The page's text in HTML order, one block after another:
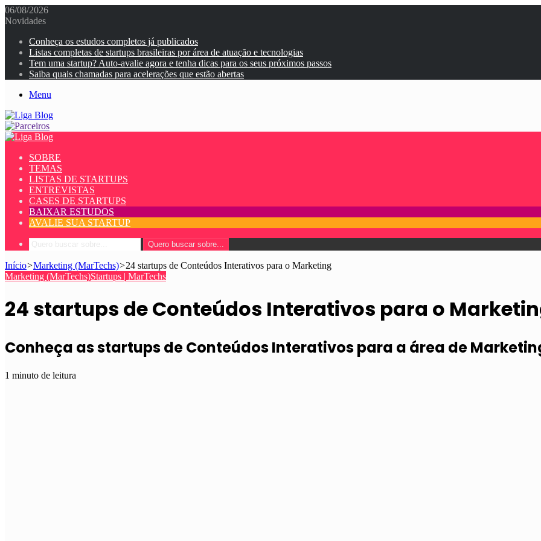
06/08/2026
Novidades
Conheça os estudos completos já publicados
Listas completas de startups brasileiras por área de atuação e tecnologias
Tem uma startup? Auto-avalie agora e tenha dicas para os seus próximos passos
Saiba quais chamadas para acelerações que estão abertas
Menu
SOBRE
TEMAS
LISTAS DE STARTUPS
ENTREVISTAS
CASES DE STARTUPS
BAIXAR ESTUDOS
AVALIE SUA STARTUP
Quero buscar sobre...
Início>Marketing (MarTechs)>24 startups de Conteúdos Interativos para o Marketing
Marketing (MarTechs)Startups | MarTechs
24 startups de Conteúdos Interativos para o
Conheça as startups de Conteúdos Interativos para a área de
1 minuto de leitura